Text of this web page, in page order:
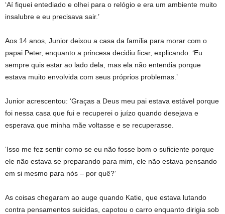
‘Aí fiquei entediado e olhei para o relógio e era um ambiente muito
insalubre e eu precisava sair.’
Aos 14 anos, Junior deixou a casa da família para morar com o
papai Peter, enquanto a princesa decidiu ficar, explicando: ‘Eu
sempre quis estar ao lado dela, mas ela não entendia porque
estava muito envolvida com seus próprios problemas.’
Junior acrescentou: ‘Graças a Deus meu pai estava estável porque
foi nessa casa que fui e recuperei o juízo quando desejava e
esperava que minha mãe voltasse e se recuperasse.
‘Isso me fez sentir como se eu não fosse bom o suficiente porque
ele não estava se preparando para mim, ele não estava pensando
em si mesmo para nós – por quê?’
As coisas chegaram ao auge quando Katie, que estava lutando
contra pensamentos suicidas, capotou o carro enquanto dirigia sob